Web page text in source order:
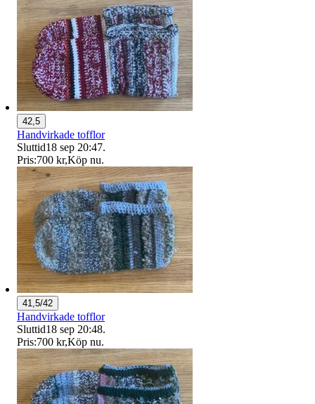
42,5
Handvirkade tofflor
Sluttid18 sep 20:47.
Pris:700 kr,Köp nu.
41,5/42
Handvirkade tofflor
Sluttid18 sep 20:48.
Pris:700 kr,Köp nu.